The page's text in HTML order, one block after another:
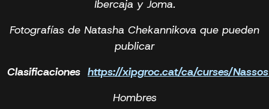
Ibercaja y Joma.
Fotografías de Natasha Chekannikova que pueden
publicar
Clasificaciones https://xipgroc.cat/ca/curses/
Hombres